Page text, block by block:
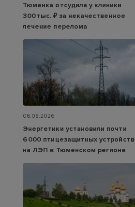
Тюменка отсудила у клиники
300 тыс. ₽ за некачественное
лечение перелома
06.08.2026
Энергетики установили почти
6 000 птицезащитных устройств
на ЛЭП в Тюменском регионе